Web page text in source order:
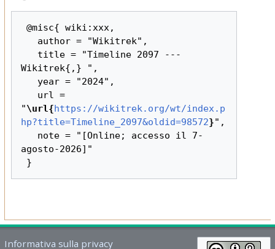
@misc{ wiki:xxx,
Wikitrek{,} ",
"\url{https://wikitrek.org/wt/index.p
hp?title=Timeline_2097&oldid=98572}",
agosto-2026]"
Informativa sulla privacy